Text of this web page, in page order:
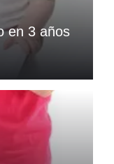
en 3 años